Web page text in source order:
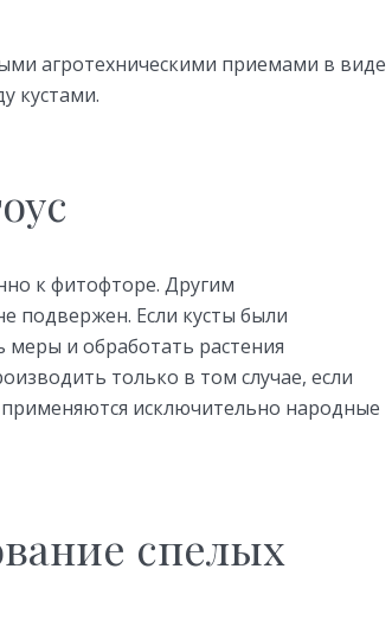
агротехническими приемами в виде
кустами.
к фитофторе. Другим
подвержен. Если кусты были
меры и обработать растения
только в том случае, если
исключительно народные
спелых